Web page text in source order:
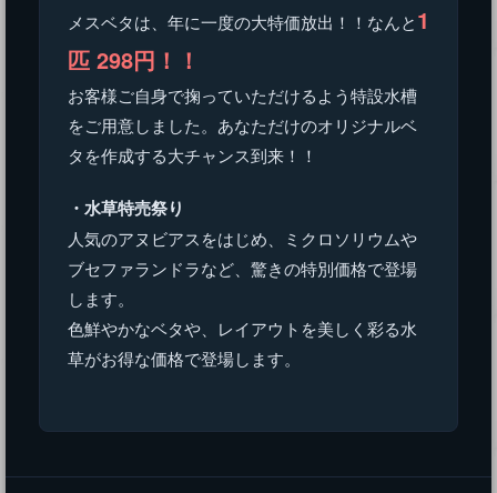
メスベタは、年に一度の大特価放出！！なんと1
匹 298円！！
お客様ご自身で掬っていただけるよう特設水槽
をご用意しました。あなただけのオリジナルベ
タを作成する大チャンス到来！！
・水草特売祭り
人気のアヌビアスをはじめ、ミクロソリウムや
ブセファランドラなど、驚きの特別価格で登場
します。
色鮮やかなベタや、レイアウトを美しく彩る水
草がお得な価格で登場します。